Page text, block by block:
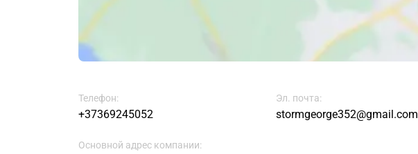
Телефон:
+37369245052
Эл. почта:
stormgeorge352@gmail.com
Основной адрес компании: